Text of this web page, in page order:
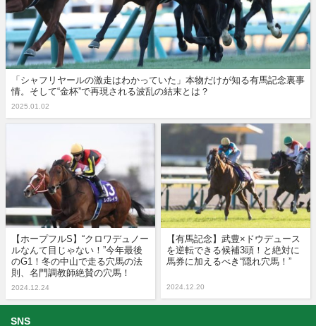
「シャフリヤールの激走はわかっていた」本物だけが知る有馬記念裏事
情。そして“金杯”で再現される波乱の結末とは？
2025.01.02
【ホープフルS】“クロワデュノー
ルなんて目じゃない！”今年最後
のG1！冬の中山で走る穴馬の法
則、名門調教師絶賛の穴馬！
2024.12.24
【有馬記念】武豊×ドウデュース
を逆転できる候補3頭！と絶対に
馬券に加えるべき“隠れ穴馬！”
2024.12.20
SNS